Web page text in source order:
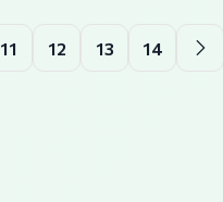
11 12 13 14